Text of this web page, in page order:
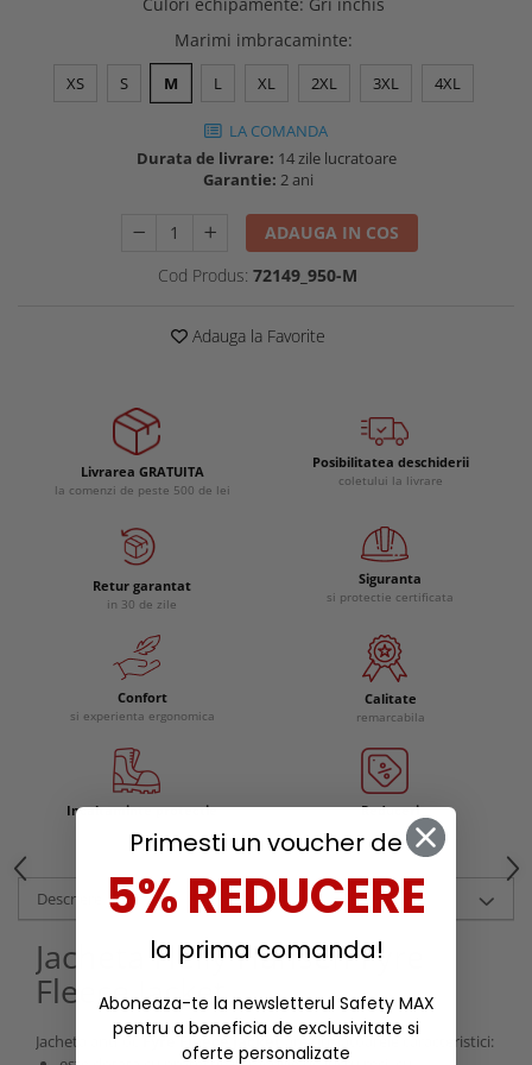
Echipamente specializate
Echipamente muncitori ferma
Echipamente mulgatori
Echipamente trimeri ongloane
Casti si antifoane protectie
Marimi imbracaminte:
XS S M L XL 2XL 3XL 4XL
LA COMANDA
Durata de livrare: 14 zile lucratoare
Garantie: 2 ani
ADAUGA IN COS
Cod Produs: 72149_950-M
Adauga la Favorite
Livrarea GRATUITA
la comenzi de peste 500 de lei
Posibilitatea deschiderii
coletului la livrare
Retur garantat
in 30 de zile
Siguranta
si protectie certificata
Confort
si experienta ergonomica
Calitate
remarcabila
Incaltaminte protectie Reduceri
Descriere
Jacheta Helly Hansen Fyre
Fleece Jacket
Jacheta antifocFyre Fleece Jacketare urmatoarele caracteristici:
Primesti un voucher de
5% REDUCERE
la prima comanda!
Aboneaza-te la newsletterul Safety MAX
pentru a beneficia de exclusivitate si
oferte personalizate